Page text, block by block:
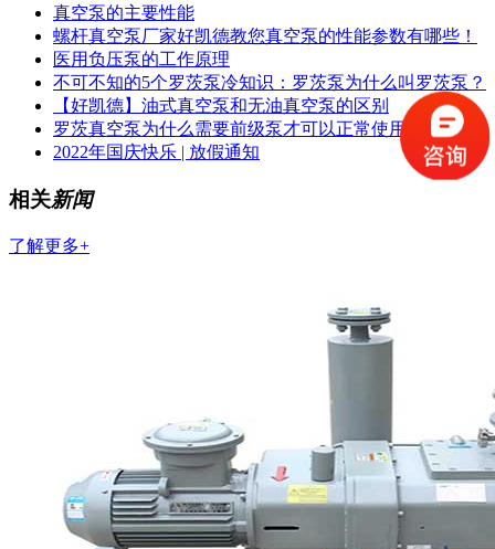
真空泵的主要性能
螺杆真空泵厂家好凯德教您真空泵的性能参数有哪些！
医用负压泵的工作原理
不可不知的5个罗茨泵冷知识：罗茨泵为什么叫罗茨泵？
【好凯德】油式真空泵和无油真空泵的区别
罗茨真空泵为什么需要前级泵才可以正常使用？
2022年国庆快乐 | 放假通知
相关新闻
了解更多+